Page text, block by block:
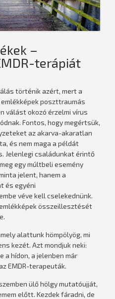
–
terápiát
történik azért, mert a
poszttraumás
válást okozó érzelmi vírus
Fontos, hogy megértsük,
az akarva-akaratlan
és nem maga a példát
Jelenlegi családunkat érintő
egy múltbeli esemény
jelent, hanem a
és egyéni
véve kell cselekednünk.
összeillesztését
alattunk hömpölyög, mi
kezét. Azt mondjuk neki:
a hídon, a jelenben már
EMDR-terapeuták.
ülő hölgy mutatóujját,
előtt. Kezdek fáradni, de